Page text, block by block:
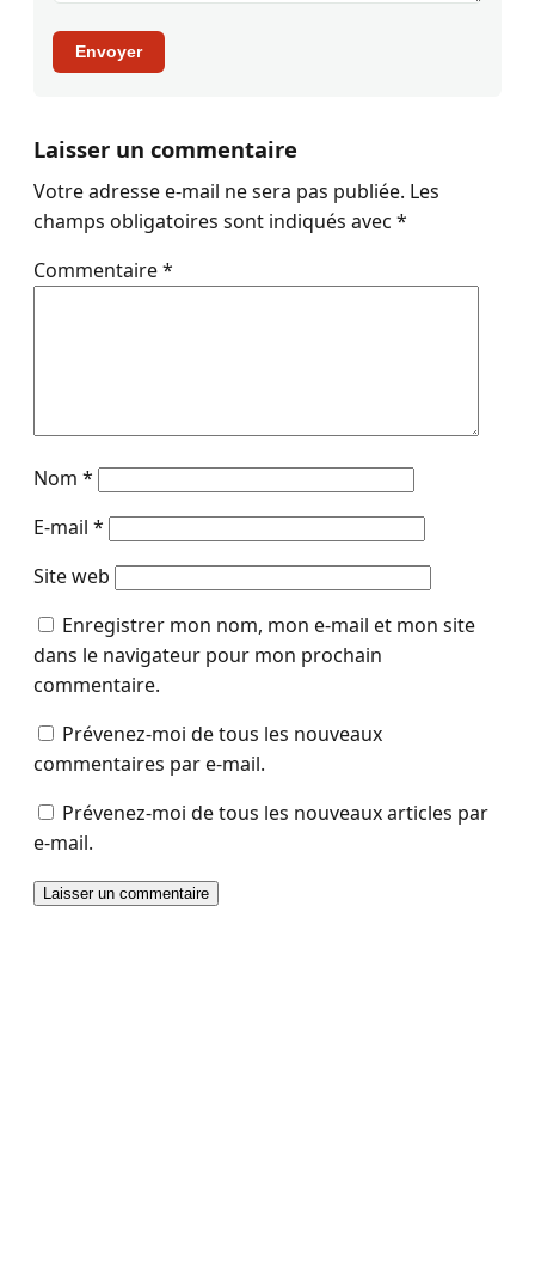
Envoyer
Laisser un commentaire
Votre adresse e-mail ne sera pas publiée. Les
champs obligatoires sont indiqués avec *
Commentaire*
Nom *
E-mail *
Site web
Enregistrer mon nom, mon e-mail et mon site
dans le navigateur pour mon prochain
commentaire.
Prévenez-moi de tous les nouveaux
commentaires par e-mail.
Prévenez-moi de tous les nouveaux articles par
e-mail.